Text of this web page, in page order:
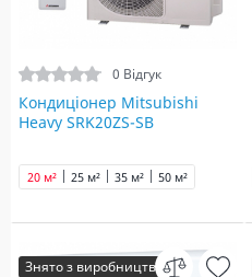
0 Відгук
Кондиціонер Mitsubishi
Heavy SRK20ZS-SB
20 м² 25 м² 35 м² 50 м²
Знято з виробництва